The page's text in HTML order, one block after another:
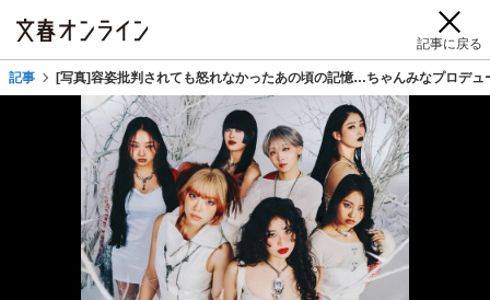
記事に戻る
記事 [写真]容姿批判されても怒れなかったあの頃の記憶…ちゃんみなプロデ